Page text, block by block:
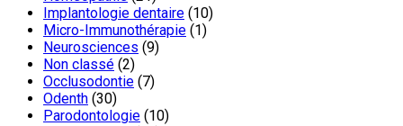
Implantologie dentaire (10)
Micro-Immunothérapie (1)
Neurosciences (9)
Non classé (2)
Occlusodontie (7)
Odenth (30)
Parodontologie (10)